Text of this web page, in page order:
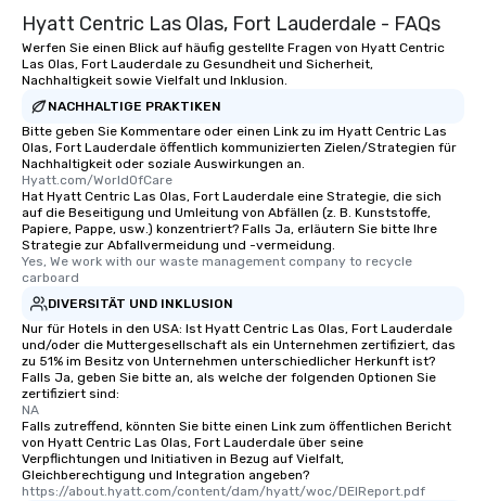
Hyatt Centric Las Olas, Fort Lauderdale - FAQs
Werfen Sie einen Blick auf häufig gestellte Fragen von Hyatt Centric
Las Olas, Fort Lauderdale zu Gesundheit und Sicherheit,
Nachhaltigkeit sowie Vielfalt und Inklusion.
NACHHALTIGE PRAKTIKEN
Bitte geben Sie Kommentare oder einen Link zu im Hyatt Centric Las
Olas, Fort Lauderdale öffentlich kommunizierten Zielen/Strategien für
Nachhaltigkeit oder soziale Auswirkungen an.
Hyatt.com/WorldOfCare
Hat Hyatt Centric Las Olas, Fort Lauderdale eine Strategie, die sich
auf die Beseitigung und Umleitung von Abfällen (z. B. Kunststoffe,
Papiere, Pappe, usw.) konzentriert? Falls Ja, erläutern Sie bitte Ihre
Strategie zur Abfallvermeidung und -vermeidung.
Yes, We work with our waste management company to recycle
carboard
DIVERSITÄT UND INKLUSION
Nur für Hotels in den USA: Ist Hyatt Centric Las Olas, Fort Lauderdale
und/oder die Muttergesellschaft als ein Unternehmen zertifiziert, das
zu 51% im Besitz von Unternehmen unterschiedlicher Herkunft ist?
Falls Ja, geben Sie bitte an, als welche der folgenden Optionen Sie
zertifiziert sind:
NA
Falls zutreffend, könnten Sie bitte einen Link zum öffentlichen Bericht
von Hyatt Centric Las Olas, Fort Lauderdale über seine
Verpflichtungen und Initiativen in Bezug auf Vielfalt,
Gleichberechtigung und Integration angeben?
https://about.hyatt.com/content/dam/hyatt/woc/DEIReport.pdf